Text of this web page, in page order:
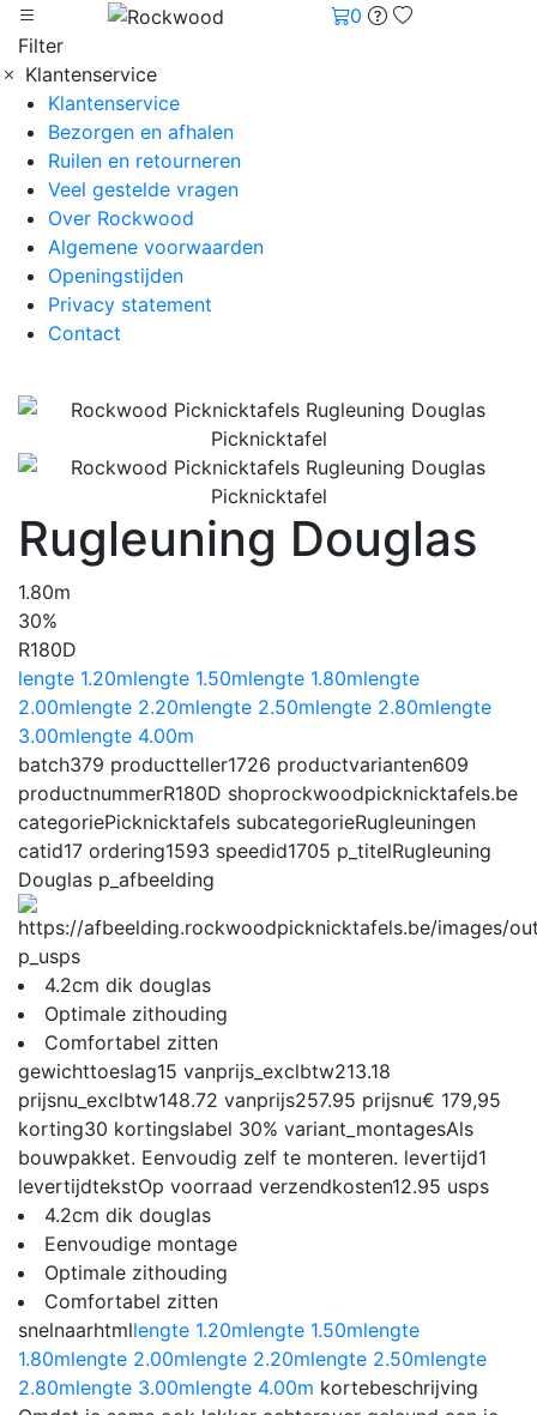
0
Filter
Klantenservice
Klantenservice
Bezorgen en afhalen
Ruilen en retourneren
Veel gestelde vragen
Over Rockwood
Algemene voorwaarden
Openingstijden
Privacy statement
Contact
Rugleuning Douglas
1.80m
30%
R180D
lengte 1.20mlengte 1.50mlengte 1.80mlengte
2.00mlengte 2.20mlengte 2.50mlengte 2.80mlengte
3.00mlengte 4.00m
batch379 productteller1726 productvarianten609
productnummerR180D shoprockwoodpicknicktafels.be
categoriePicknicktafels subcategorieRugleuningen
catid17 ordering1593 speedid1705 p_titelRugleuning
Douglas p_afbeelding
p_usps
4.2cm dik douglas
Optimale zithouding
Comfortabel zitten
gewichttoeslag15 vanprijs_exclbtw213.18
prijsnu_exclbtw148.72 vanprijs257.95 prijsnu€ 179,95
korting30 kortingslabel 30% variant_montagesAls
bouwpakket. Eenvoudig zelf te monteren. levertijd1
levertijdtekstOp voorraad verzendkosten12.95 usps
4.2cm dik douglas
Eenvoudige montage
Optimale zithouding
Comfortabel zitten
snelnaarhtmllengte 1.20mlengte 1.50mlengte
1.80mlengte 2.00mlengte 2.20mlengte 2.50mlengte
2.80mlengte 3.00mlengte 4.00m kortebeschrijving